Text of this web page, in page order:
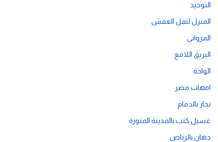
التوحيد
المنزل لنقل العفش
المرواني
البريق اللامع
الواحة
امهات مصر
نجار بالدمام
غسيل كنب بالمدينة المنورة
دهان بالرياض